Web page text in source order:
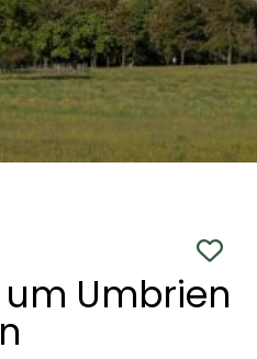
um Umbrien